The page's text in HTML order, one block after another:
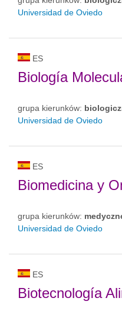
Universidad de Oviedo
ES
Biología
grupa kierunków:
Universidad de Oviedo
ES
Biomedicina y
grupa kierunków:
Universidad de Oviedo
ES
Biotecnología